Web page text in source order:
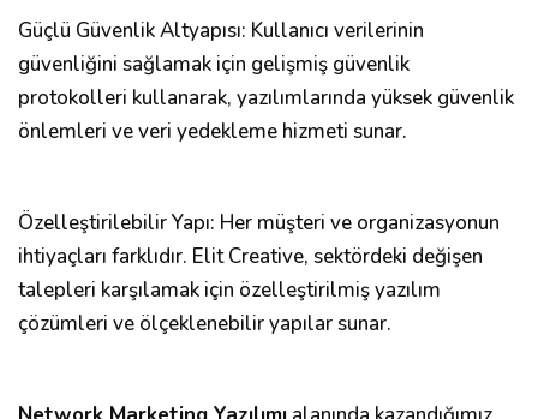
Güçlü Güvenlik Altyapısı: Kullanıcı verilerinin
güvenliğini sağlamak için gelişmiş güvenlik
protokolleri kullanarak, yazılımlarında yüksek güvenlik
önlemleri ve veri yedekleme hizmeti sunar.
Özelleştirilebilir Yapı: Her müşteri ve organizasyonun
ihtiyaçları farklıdır. Elit Creative, sektördeki değişen
talepleri karşılamak için özelleştirilmiş yazılım
çözümleri ve ölçeklenebilir yapılar sunar.